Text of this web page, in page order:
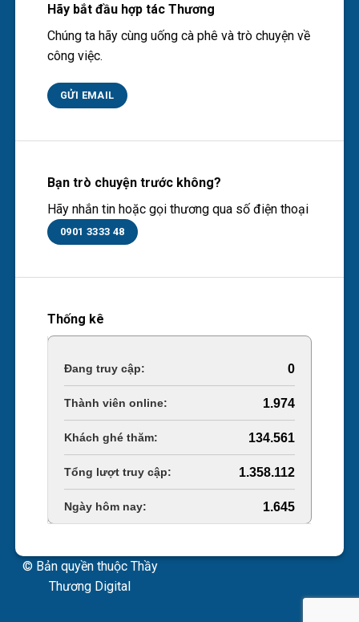
Hãy bắt đầu hợp tác Thương
Chúng ta hãy cùng uống cà phê và trò chuyện về
công việc.
GỬI EMAIL
Bạn trò chuyện trước không?
Hãy nhắn tin hoặc gọi thương qua số điện thoại
0901 3333 48
Thống kê
Online Visitors: 0
Today's Views: 1.974
Last 30 Days Views: 134.561
Total Views: 1.358.112
Total Users: 1.645
© Bản quyền thuộc Thầy
Thương Digital